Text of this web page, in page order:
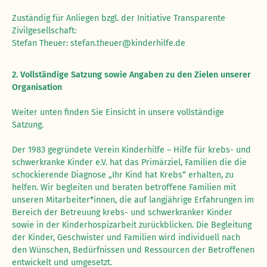
Zuständig für Anliegen bzgl. der Initiative Transparente
Zivilgesellschaft:
Stefan Theuer: stefan.theuer@kinderhilfe.de
2. Vollständige Satzung sowie Angaben zu den Zielen unserer
Organisation
Weiter unten finden Sie Einsicht in unsere vollständige
Satzung.
Der 1983 gegründete Verein Kinderhilfe – Hilfe für krebs- und
schwerkranke Kinder e.V. hat das Primärziel, Familien die die
schockierende Diagnose „Ihr Kind hat Krebs“ erhalten, zu
helfen. Wir begleiten und beraten betroffene Familien mit
unseren Mitarbeiter*innen, die auf langjährige Erfahrungen im
Bereich der Betreuung krebs- und schwerkranker Kinder
sowie in der Kinderhospizarbeit zurückblicken. Die Begleitung
der Kinder, Geschwister und Familien wird individuell nach
den Wünschen, Bedürfnissen und Ressourcen der Betroffenen
entwickelt und umgesetzt.